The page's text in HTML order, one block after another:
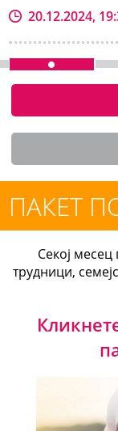
20.12.2024,
ПАКЕТ
Секој
трудници,